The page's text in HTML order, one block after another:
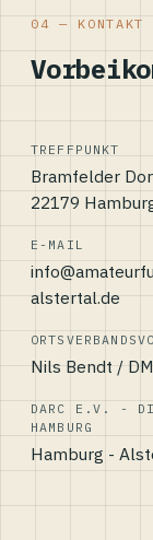
04 — KONTAKT
TREFFPUNKT
Bramfelder
22179
E-MAIL
alstertal.de
Nils Bendt /
DARC E.V. -
HAMBURG
Hamburg -